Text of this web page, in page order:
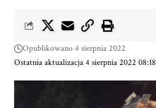
Ostatnia aktualizacja 4 sierpnia 2022 08:18
Opublikowano 4 sierpnia 2022